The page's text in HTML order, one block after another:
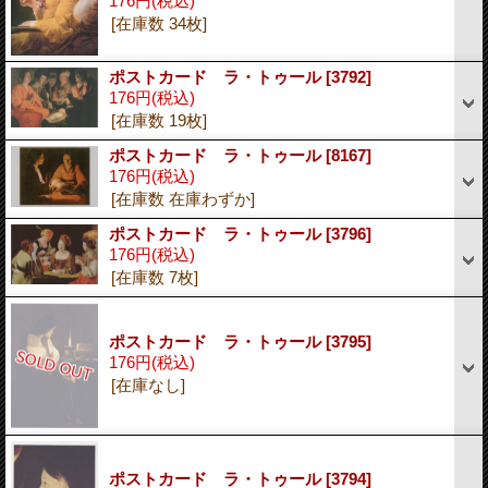
[在庫数 34枚]
ポストカード ラ・トゥール[3792]
176円(税込)
[在庫数 19枚]
ポストカード ラ・トゥール[8167]
176円(税込)
[在庫数 在庫わずか]
ポストカード ラ・トゥール[3796]
176円(税込)
[在庫数 7枚]
ポストカード ラ・トゥール[3795]
176円(税込)
[在庫なし]
ポストカード ラ・トゥール[3794]